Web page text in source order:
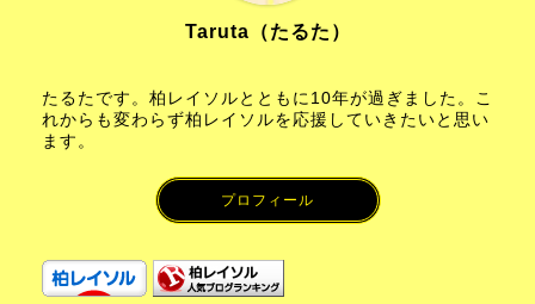
Taruta（たるた）
たるたです。柏レイソルとともに10年が過ぎました。こ
れからも変わらず柏レイソルを応援していきたいと思い
ます。
プロフィール